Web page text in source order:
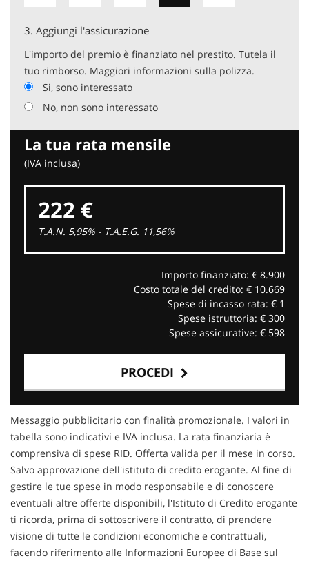
3. Aggiungi l'assicurazione
L'importo del premio è finanziato nel prestito. Tutela il
tuo rimborso. Maggiori informazioni sulla polizza.
Si, sono interessato
No, non sono interessato
La tua rata mensile
(IVA inclusa)
222 €
T.A.N. 5,95% - T.A.E.G. 11,56%
Importo finanziato: € 8.900
Costo totale del credito: € 10.669
Spese di incasso rata: € 1
Spese istruttoria: € 300
Spese assicurative: € 598
PROCEDI
Contattaci
Messaggio pubblicitario con finalità promozionale. I valori in
tabella sono indicativi e IVA inclusa. La rata finanziaria è
comprensiva di spese RID. Offerta valida per il mese in corso.
Salvo approvazione dell'istituto di credito erogante. Al fine di
gestire le tue spese in modo responsabile e di conoscere
eventuali altre offerte disponibili, l'Istituto di Credito erogante
ti ricorda, prima di sottoscrivere il contratto, di prendere
visione di tutte le condizioni economiche e contrattuali,
facendo riferimento alle Informazioni Europee di Base sul